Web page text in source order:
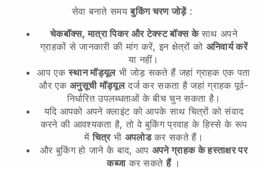
सेवा बनाते समयबुकिंग चरण जोड़ें:
चेकबॉक्स, मात्रा पिकर और टेक्स्ट बॉक्स केसाथ अपने
ग्राहकों से जानकारी की मांग करें, इन क्षेत्रों को अनिवार्य करें
या नहीं।
आप एकस्थान मॉड्यूलभी जोड़ सकते हैं जहां ग्राहक एक पता
और एकअनुसूची मॉड्यूलदर्ज कर सकता है जहां ग्राहक पूर्व-
निर्धारित उपलब्धताओं के बीच चुन सकता है।
यदि आपको अपने क्लाइंट को आपके साथ चित्रों को संवाद
करने की आवश्यकता है, तो वे बुकिंग प्रवाह के हिस्से के रूप
मेंचित्रभी अपलोडकर सकते हैं।
और बुकिंग हो जाने के बाद, आप अपने ग्राहक के हस्ताक्षर पर
कब्जाकर सकतेहैं।